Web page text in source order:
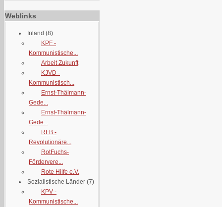
Weblinks
Inland (8)
KPF -
Kommunistische...
Arbeit Zukunft
KJVD -
Kommunistisch...
Ernst-Thälmann-
Gede...
Ernst-Thälmann-
Gede...
RFB -
Revolutionäre...
RotFuchs-
Fördervere...
Rote Hilfe e.V.
Sozialistische Länder (7)
KPV -
Kommunistische...